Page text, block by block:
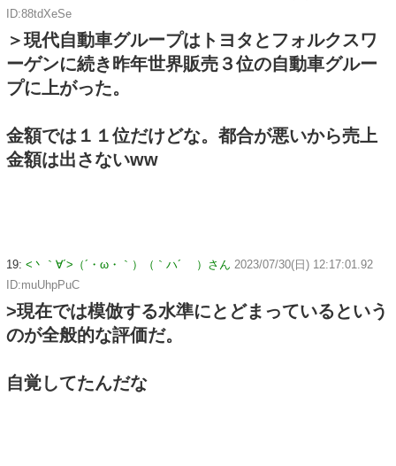
ID:88tdXeSe
＞現代自動車グループはトヨタとフォルクスワ
ーゲンに続き昨年世界販売３位の自動車グルー
プに上がった。
金額では１１位だけどな。都合が悪いから売上
金額は出さないww
19: <丶｀∀´>（´・ω・｀）（｀ハ´ ）さん 2023/07/30(日) 12:17:01.92
ID:muUhpPuC
>現在では模倣する水準にとどまっているという
のが全般的な評価だ。
自覚してたんだな